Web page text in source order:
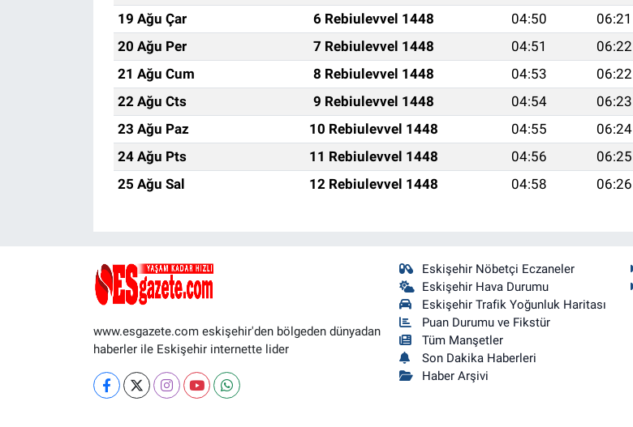
19 Ağu Çar
6 Rebiulevvel 1448 04:50 06:21
20 Ağu Per
7 Rebiulevvel 1448 04:51 06:22
21 Ağu Cum
8 Rebiulevvel 1448 04:53 06:22
22 Ağu Cts
9 Rebiulevvel 1448 04:54 06:23
23 Ağu Paz
10 Rebiulevvel 1448 04:55 06:24
24 Ağu Pts
11 Rebiulevvel 1448 04:56 06:25
25 Ağu Sal
12 Rebiulevvel 1448 04:58 06:26
www.esgazete.com eskişehir'den bölgeden dünyadan
haberler ile Eskişehir internette lider
Eskişehir Nöbetçi Eczaneler
Eskişehir Hava Durumu
Eskişehir Trafik Yoğunluk Haritası
Puan Durumu ve Fikstür
Tüm Manşetler
Son Dakika Haberleri
Haber Arşivi